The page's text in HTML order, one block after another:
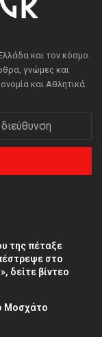
και τον κόσμο.
γνώμες και
και Αθλητικά.
της πέταξε
στο
δείτε βίντεο
Μοσχάτο